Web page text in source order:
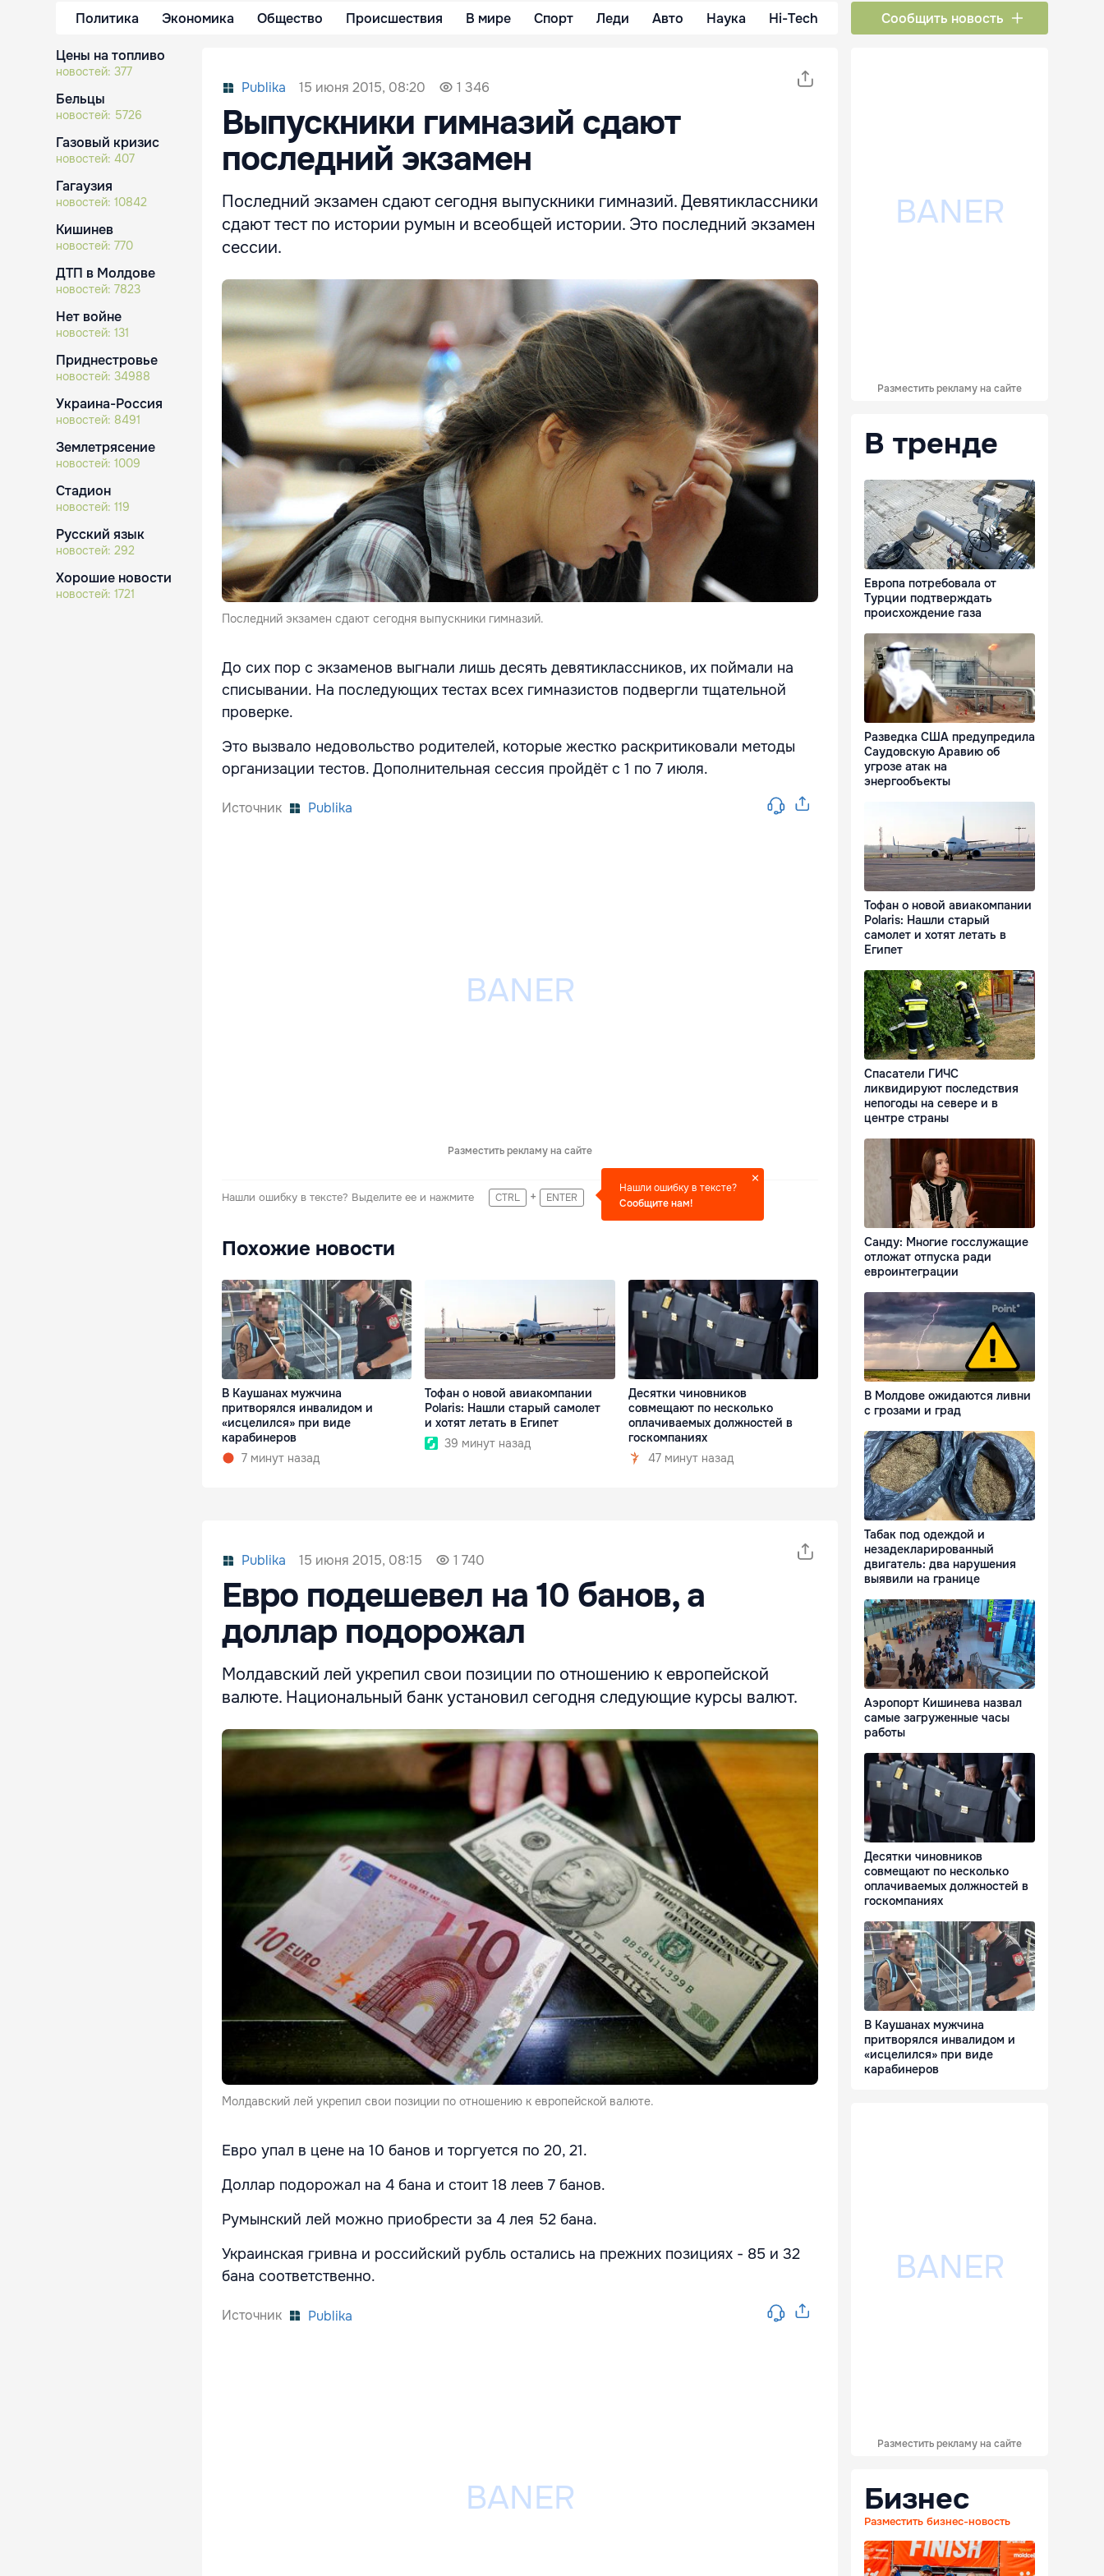
Политика Экономика Общество Происшествия В мире Спорт Леди Авто Наука Hi-Tech Сообщить новость
Цены на топливо
новостей: 377
Бельцы
новостей: 5726
Газовый кризис
новостей: 407
Гагаузия
новостей: 10842
Кишинев
новостей: 770
ДТП в Молдове
новостей: 7823
Нет войне
новостей: 131
Приднестровье
новостей: 34988
Украина-Россия
новостей: 8491
Землетрясение
новостей: 1009
Стадион
новостей: 119
Русский язык
новостей: 292
Хорошие новости
новостей: 1721
Publika 15 июня 2015, 08:20 1 346
Выпускники гимназий сдают
последний экзамен
Последний экзамен сдают сегодня выпускники гимназий. Девятиклассники
сдают тест по истории румын и всеобщей истории. Это последний экзамен
сессии.
Последний экзамен сдают сегодня выпускники гимназий.
До сих пор с экзаменов выгнали лишь десять девятиклассников, их поймали на
списывании. На последующих тестах всех гимназистов подвергли тщательной
проверке.
Это вызвало недовольство родителей, которые жестко раскритиковали методы
организации тестов. Дополнительная сессия пройдёт с 1 по 7 июля.
Источник Publika
Разместить рекламу на сайте
Нашли ошибку в тексте? Выделите ее и нажмите CTRL + ENTER
Нашли ошибку в тексте?
Сообщите нам!
Похожие новости
В Каушанах мужчина
притворялся инвалидом и
«исцелился» при виде
карабинеров
7 минут назад
Тофан о новой авиакомпании
Polaris: Нашли старый самолет
и хотят летать в Египет
39 минут назад
Десятки чиновников
совмещают по несколько
оплачиваемых должностей в
госкомпаниях
47 минут назад
Publika 15 июня 2015, 08:15 1 740
Евро подешевел на 10 банов, а
доллар подорожал
Молдавский лей укрепил свои позиции по отношению к европейской
валюте. Национальный банк установил сегодня следующие курсы валют.
Молдавский лей укрепил свои позиции по отношению к европейской валюте.
Евро упал в цене на 10 банов и торгуется по 20, 21.
Доллар подорожал на 4 бана и стоит 18 леев 7 банов.
Румынский лей можно приобрести за 4 лея 52 бана.
Украинская гривна и российский рубль остались на прежних позициях - 85 и 32
бана соответственно.
Источник Publika
Разместить рекламу на сайте
В тренде
Европа потребовала от
Турции подтверждать
происхождение газа
Разведка США предупредила
Саудовскую Аравию об
угрозе атак на
энергообъекты
Тофан о новой авиакомпании
Polaris: Нашли старый
самолет и хотят летать в
Египет
Спасатели ГИЧС
ликвидируют последствия
непогоды на севере и в
центре страны
Санду: Многие госслужащие
отложат отпуска ради
евроинтеграции
В Молдове ожидаются ливни
с грозами и град
Табак под одеждой и
незадекларированный
двигатель: два нарушения
выявили на границе
Аэропорт Кишинева назвал
самые загруженные часы
работы
Десятки чиновников
совмещают по несколько
оплачиваемых должностей в
госкомпаниях
В Каушанах мужчина
притворялся инвалидом и
«исцелился» при виде
карабинеров
Разместить рекламу на сайте
Бизнес
Разместить бизнес-новость